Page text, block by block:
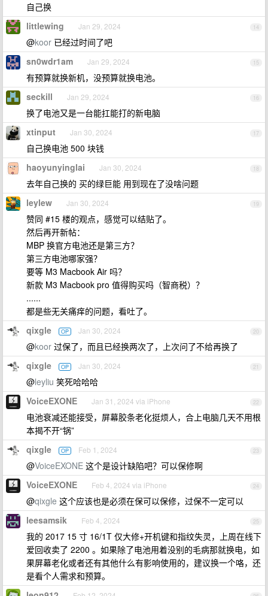
自己换
14
littlewing Jan 29, 2024
@koor 已经过时间了吧
15
sn0wdr1am Jan 29, 2024
有预算就换新机，没预算就换电池。
16
seckill Jan 29, 2024
换了电池又是一台能扛能打的新电脑
17
xtinput Jan 30, 2024
自己换电池 500 块钱
18
haoyunyinglai Jan 30, 2024
去年自己换的 买的绿巨能 用到现在了没啥问题
19
leylew Jan 30, 2024
赞同 #15 楼的观点，感觉可以结贴了。
然后再开新帖：
MBP 换官方电池还是第三方？
第三方电池哪家强？
要等 M3 Macbook Air 吗？
新款 M3 Macbook pro 值得购买吗（智商税）？
......
都是些无关痛痒的问题，看吐了。
20
qixgle OP Jan 30, 2024
@koor 过保了，而且已经换两次了，上次问了不给再换了
21
qixgle OP Jan 30, 2024
@leyliu 笑死哈哈哈
22
VoiceEXONE Jan 31, 2024 via iPhone
电池衰减还能接受，屏幕胶条老化挺烦人，合上电脑几天不用根
本揭不开“锅”
23
qixgle OP Feb 1, 2024
@VoiceEXONE 这个是设计缺陷吧？可以保修啊
24
VoiceEXONE Feb 4, 2024 via iPhone
@qixgle 这个应该也是必须在保可以保修，过保不一定可以
25
leesamsik Feb 4, 2024
我的 2017 15 寸 16/1T 仅大修+开机键和指纹失灵，上周在线下
爱回收卖了 2200 。如果除了电池用着没别的毛病那就换电，如
果屏幕老化或者还有其他什么有影响使用的，建议换一个咯，还
是看个人需求和预算。